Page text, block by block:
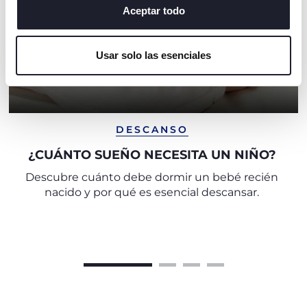
algunas cookies, haga clic en "mostrar detalles". Al
cerrar este banner, usted consiente en utilizar
servicio solicitado.
Aceptar todo
Usar solo las esenciales
DESCANSO
¿CUÁNTO SUEÑO NECESITA UN NIÑO?
Descubre cuánto debe dormir un bebé recién
nacido y por qué es esencial descansar.